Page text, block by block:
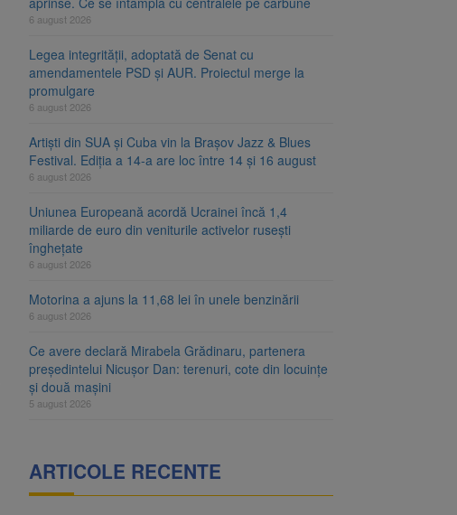
6 august 2026
Legea integrității, adoptată de Senat cu
amendamentele PSD și AUR. Proiectul merge la
promulgare
6 august 2026
Artiști din SUA și Cuba vin la Brașov Jazz & Blues
Festival. Ediția a 14-a are loc între 14 și 16 august
6 august 2026
Uniunea Europeană acordă Ucrainei încă 1,4
miliarde de euro din veniturile activelor rusești
înghețate
6 august 2026
Motorina a ajuns la 11,68 lei în unele benzinării
6 august 2026
Ce avere declară Mirabela Grădinaru, partenera
președintelui Nicușor Dan: terenuri, cote din locuințe
și două mașini
5 august 2026
ARTICOLE RECENTE